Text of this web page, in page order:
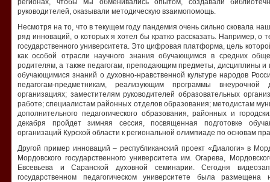
регионах, чтобы мы обменивались опытом, создавали
руководителей, оказывали методическую взаимопомощь.
Несмотря на то, что в текущем году пандемия очень сильно сковала
ряд инноваций, о которых я хотел бы кратко рассказать. Например, о
государственного университета. Это цифровая платформа, цель
как особой отрасли научного знания обучающимся в средних
родителям, а также педагогам, преподающим предметы, дисциплины
обучающимися знаний о духовно-нравственной культуре народов
педагогам-предметникам, реализующим программы внеурочной
организациях; заместителям руководителей образовательных
работе; специалистам районных отделов образования; методистам
дополнительного педагогического образования, районных и
декабря пройдет зимняя сессия, посвященная подготовке
организаций Курской области к региональной олимпиаде по основам
Другой пример инноваций – республиканский проект «Диалоги» в
Мордовского государственного университета им. Огарева,
Евсевьева и Саранской духовной семинарии. Сегодня
государственном педагогическом университете была